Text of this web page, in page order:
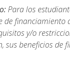
Para los
de
y/o
beneficios de